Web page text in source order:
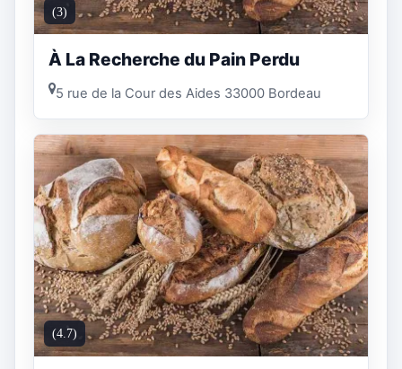
(3)
À La Recherche du Pain Perdu
5 rue de la Cour des Aides 33000 Bordeau
(4.7)